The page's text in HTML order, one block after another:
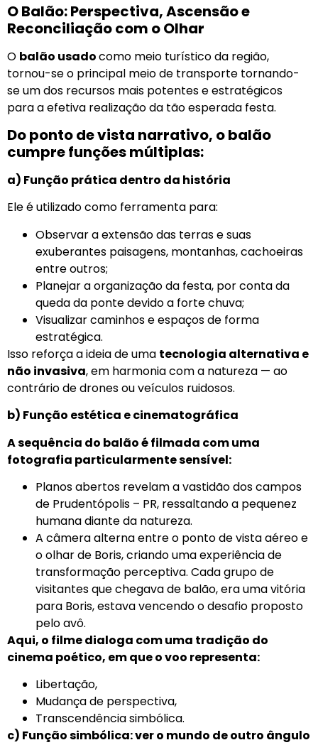
O Balão: Perspectiva, Ascensão e
Reconciliação com o Olhar
O balão usadocomo meio turístico da região,
tornou-se o principal meio de transporte tornando-
se um dos recursos mais potentes e estratégicos
para a efetiva realização da tão esperada festa.
Do ponto de vista narrativo, o balão
cumpre funções múltiplas:
a) Função prática dentro da história
Ele é utilizado como ferramenta para:
Observar a extensão das terras e suas
exuberantes paisagens, montanhas, cachoeiras
entre outros;
Planejar a organização da festa, por conta da
queda da ponte devido a forte chuva;
Visualizar caminhos e espaços de forma
estratégica.
Isso reforça a ideia de uma tecnologia alternativa e
não invasiva, em harmonia com a natureza — ao
contrário de drones ou veículos ruidosos.
b) Função estética e cinematográfica
A sequência do balão é filmada com uma
fotografia particularmente sensível:
Planos abertos revelam a vastidão dos campos
de Prudentópolis – PR, ressaltando a pequenez
humana diante da natureza.
A câmera alterna entre o ponto de vista aéreo e
o olhar de Boris, criando uma experiência de
transformação perceptiva. Cada grupo de
visitantes que chegava de balão, era uma vitória
para Boris, estava vencendo o desafio proposto
pelo avô.
Aqui, o filme dialoga com uma tradição do
cinema poético, em que o voo representa:
Libertação,
Mudança de perspectiva,
Transcendência simbólica.
c) Função simbólica: ver o mundo de outro ângulo